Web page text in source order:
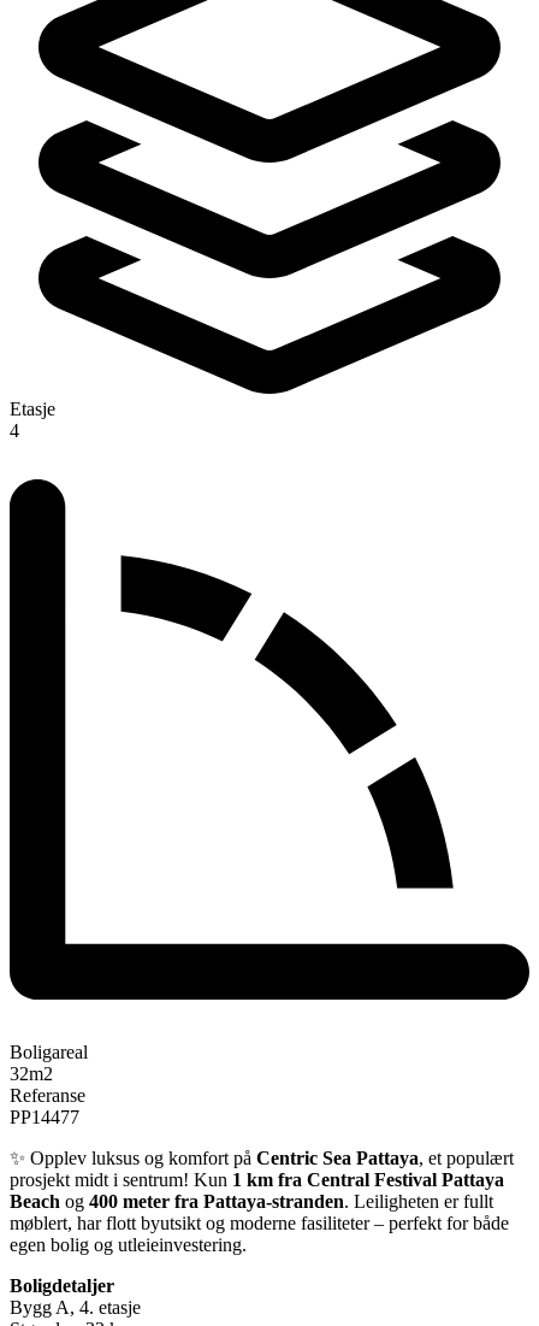
Etasje
4
Boligareal
32m2
Referanse
PP14477
✨ Opplev luksus og komfort på Centric Sea Pattaya, et populært
prosjekt midt i sentrum! Kun 1 km fra Central Festival Pattaya
Beach og 400 meter fra Pattaya-stranden. Leiligheten er fullt
møblert, har flott byutsikt og moderne fasiliteter – perfekt for både
egen bolig og utleieinvestering.
Boligdetaljer
Bygg A, 4. etasje